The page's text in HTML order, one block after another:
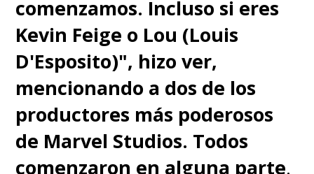
idea de que, a lo mejor, él
empezó a tener sus propias
ideas… pero ya veremos qué
pasa", tanteó Olyphant.
El jefe es justamente un niño,
comenzamos. Incluso si eres
Kevin Feige o Lou (Louis
D'Esposito)", hizo ver,
mencionando a dos de los
productores más poderosos
de Marvel Studios. Todos
comenzaron en alguna parte.